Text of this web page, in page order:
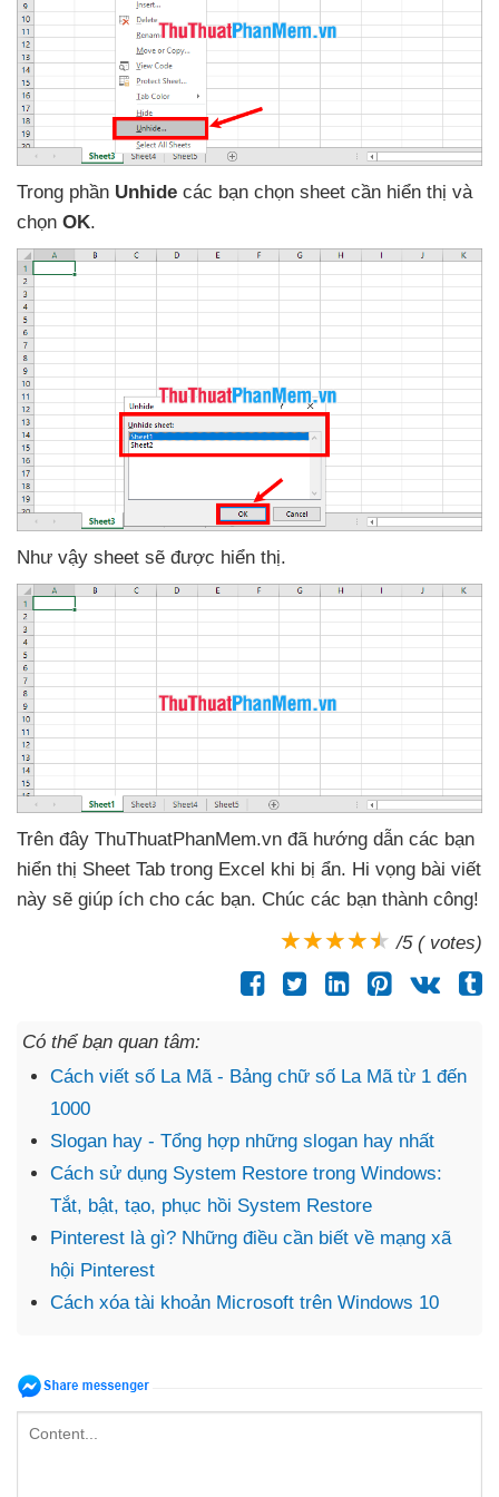
Trong phần Unhide các bạn chọn sheet cần hiển thị và
chọn OK.
Như vậy sheet sẽ được hiển thị.
Trên đây ThuThuatPhanMem.vn đã hướng dẫn các bạn
hiển thị Sheet Tab trong Excel khi bị ẩn. Hi vọng bài viết
này sẽ giúp ích cho các bạn. Chúc các bạn thành công!
/5 ( votes)
Có thể bạn quan tâm:
Cách viết số La Mã - Bảng chữ số La Mã từ 1 đến
1000
Slogan hay - Tổng hợp những slogan hay nhất
Cách sử dụng System Restore trong Windows:
Tắt, bật, tạo, phục hồi System Restore
Pinterest là gì? Những điều cần biết về mạng xã
hội Pinterest
Cách xóa tài khoản Microsoft trên Windows 10